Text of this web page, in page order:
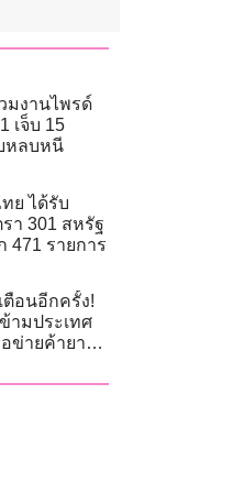
มงานไพรด์
เจ็บ 15
หลบหนี
ย ได้รับ
า 301 สหรัฐ
471 รายการ
ตือนอีกครั้ง!
ามประเทศ
อข่ายค้ายา